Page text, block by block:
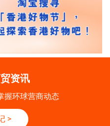
资讯
握环球营商动态
>